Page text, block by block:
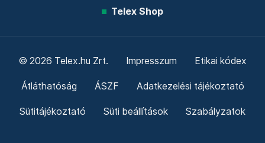
Telex Shop
© 2026 Telex.hu Zrt. Impresszum Etikai kódex
Átláthatóság ÁSZF Adatkezelési tájékoztató
Sütitájékoztató Süti beállítások Szabályzatok